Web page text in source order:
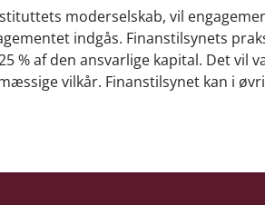
moderselskab, vil
indgås. Finanstilsynets
% af den ansvarlige kapital. Det
vilkår. Finanstilsynet kan i